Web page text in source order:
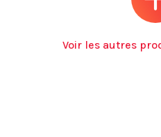
Voir les autres